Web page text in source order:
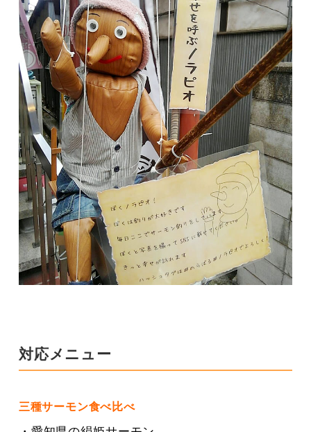
対応メニュー
三種サーモン食べ比べ